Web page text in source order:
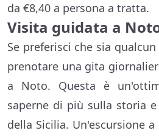
da €8,40 a persona a tratta.
Visita guidata a
Se preferisci che sia
prenotare una gita
a Noto. Questa è
saperne di più sulla storia
della Sicilia. Un'escursione